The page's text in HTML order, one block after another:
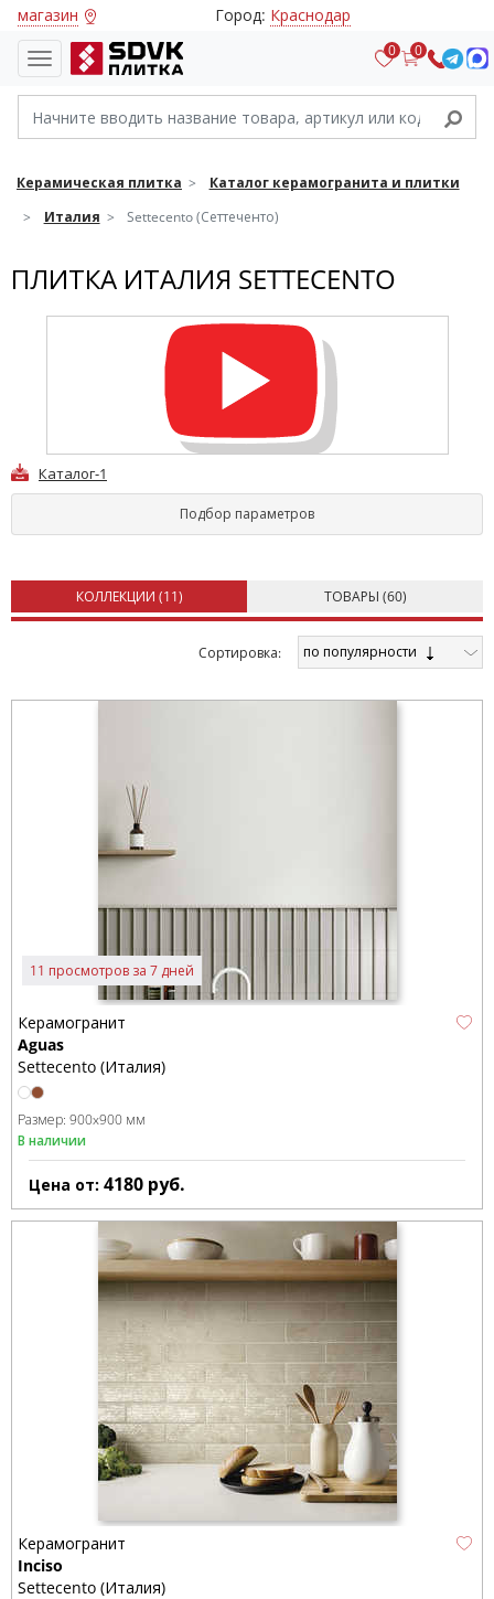
магазин Город: Краснодар
0 0
Керамическая плитка
Каталог керамогранита и плитки
Италия
Settecento (Сеттеченто)
ПЛИТКА ИТАЛИЯ SETTECENTO
Каталог-1
Подбор параметров
КОЛЛЕКЦИИ (11) ТОВАРЫ (60)
Cортировка: по популярности
11 просмотров за 7 дней
Керамогранит
Aguas
Settecento (Италия)
Размер: 900x900 мм
В наличии
Цена от: 4180 руб.
Керамогранит
Inciso
Settecento (Италия)